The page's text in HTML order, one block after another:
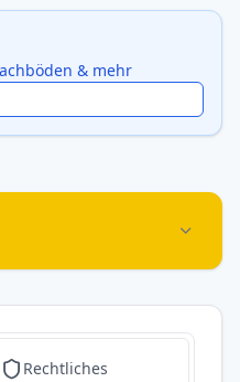
& mehr
Rechtliches